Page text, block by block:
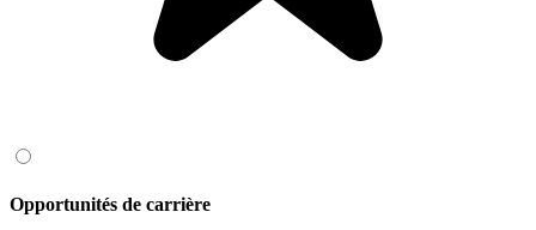
Opportunités de carrière